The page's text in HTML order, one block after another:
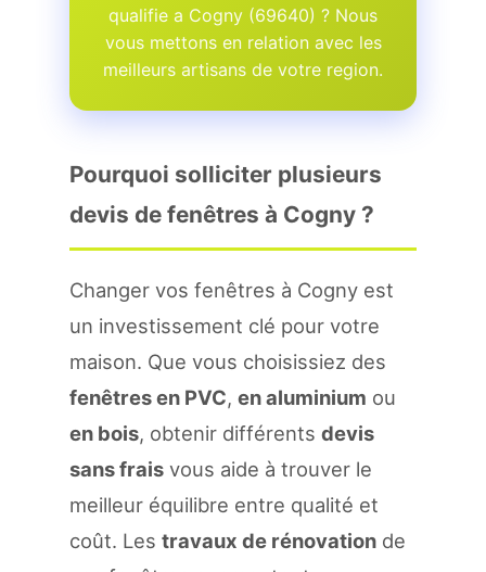
qualifie a Cogny (69640) ? Nous
vous mettons en relation avec les
meilleurs artisans de votre region.
Pourquoi solliciter plusieurs
devis de fenêtres à Cogny ?
Changer vos fenêtres à Cogny est
un investissement clé pour votre
maison. Que vous choisissiez des
fenêtres en PVC, en aluminium ou
en bois, obtenir différents devis
sans frais vous aide à trouver le
meilleur équilibre entre qualité et
coût. Les travaux de rénovation de